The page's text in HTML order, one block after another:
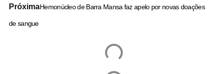
PróximaHemonúcleo de Barra Mansa faz apelo por novas doações
de sangue